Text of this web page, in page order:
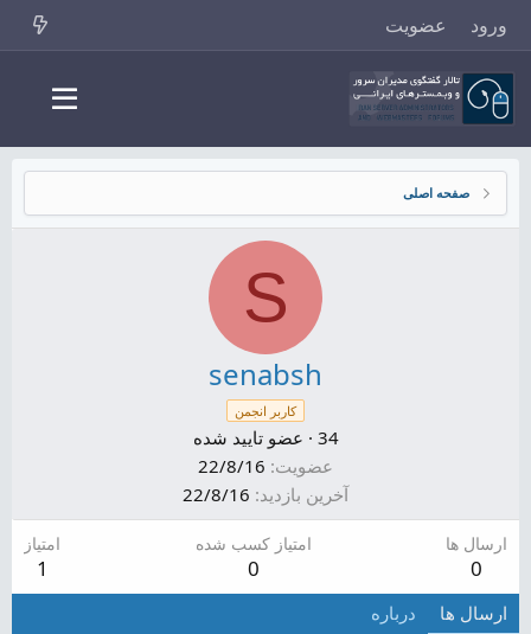
ورود عضویت
صفحه اصلی
S
senabsh
کاربر انجمن
عضو تایید شده · 34
عضویت 22/8/16
آخرین بازدید 22/8/16
ارسال ها
0
امتیاز کسب شده
0
امتیاز
1
ارسال ها درباره